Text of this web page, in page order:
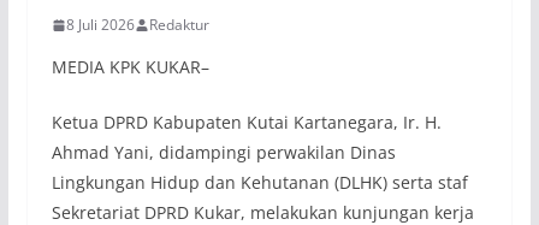
8 Juli 2026 Redaktur
MEDIA KPK KUKAR–
Ketua DPRD Kabupaten Kutai Kartanegara, Ir. H.
Ahmad Yani, didampingi perwakilan Dinas
Lingkungan Hidup dan Kehutanan (DLHK) serta staf
Sekretariat DPRD Kukar, melakukan kunjungan kerja